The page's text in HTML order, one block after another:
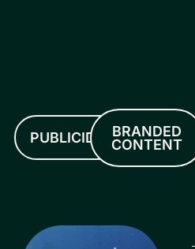
PUBLICIDADBRANDED
CONTENT